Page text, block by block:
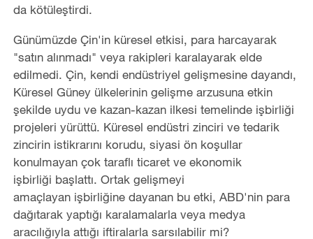
da kötüleştirdi.
Günümüzde Çin'in küresel etkisi, para harcayarak
"satın alınmadı" veya rakipleri karalayarak elde
edilmedi. Çin, kendi endüstriyel gelişmesine dayandı,
Küresel Güney ülkelerinin gelişme arzusuna etkin
şekilde uydu ve kazan-kazan ilkesi temelinde işbirliği
projeleri yürüttü. Küresel endüstri zinciri ve tedarik
zincirin istikrarını korudu, siyasi ön koşullar
konulmayan çok taraflı ticaret ve ekonomik
işbirliği başlattı. Ortak gelişmeyi
amaçlayan işbirliğine dayanan bu etki, ABD'nin para
dağıtarak yaptığı karalamalarla veya medya
aracılığıyla attığı iftiralarla sarsılabilir mi?